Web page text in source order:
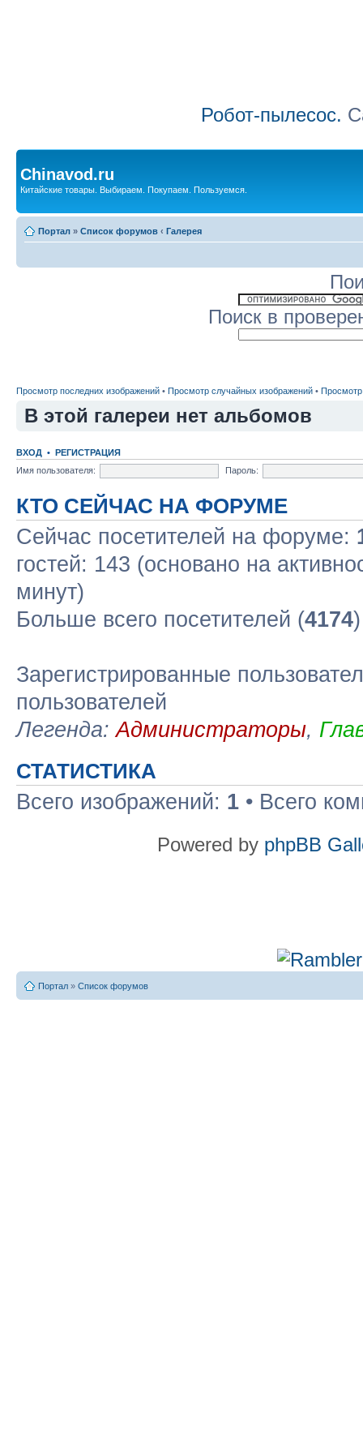
Робот-пылесос.
Chinavod.ru
Китайские товары. Выбираем. Покупаем. Пользуемся.
Портал » Список форумов ‹ Галерея
Поиск в
Просмотр последних изображений • Просмотр случайных изображений • Просмотр
В этой галереи нет альбомов
ВХОД • РЕГИСТРАЦИЯ
Имя пользователя:
Пароль:
КТО СЕЙЧАС НА ФОРУМЕ
Сейчас посетителей на форуме:
гостей: 143 (основано на
минут)
Больше всего посетителей (4174
Зарегистрированные
пользователей
Легенда:Администраторы,
СТАТИСТИКА
Всего изображений: 1 • Всего
Powered by phpBB
Портал » Список форумов